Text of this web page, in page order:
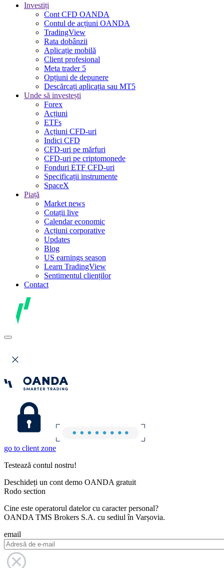
Investiți
Cont CFD OANDA
Contul de acțiuni OANDA
TradingView
Rata dobânzii
Aplicație mobilă
Client profesional
Meta trader 5
Opțiuni de depunere
Descărcați aplicația sau MT5
Unde să investești
Forex
Acțiuni
ETFs
Acțiuni CFD-uri
Indici CFD
CFD-uri pe mărfuri
CFD-uri pe criptomonede
Fonduri ETF CFD-uri
Specificații instrumente
SpaceX
Piață
Market news
Cotații live
Calendar economic
Acțiuni corporative
Updates
Blog
US earnings season
Learn TradingView
Sentimentul clienților
Contact
go to client zone
Testează contul nostru!
Deschideți un cont demo OANDA gratuit
Rodo section
Cine este operatorul datelor cu caracter personal?
OANDA TMS Brokers S.A. cu sediul în Varșovia.
email